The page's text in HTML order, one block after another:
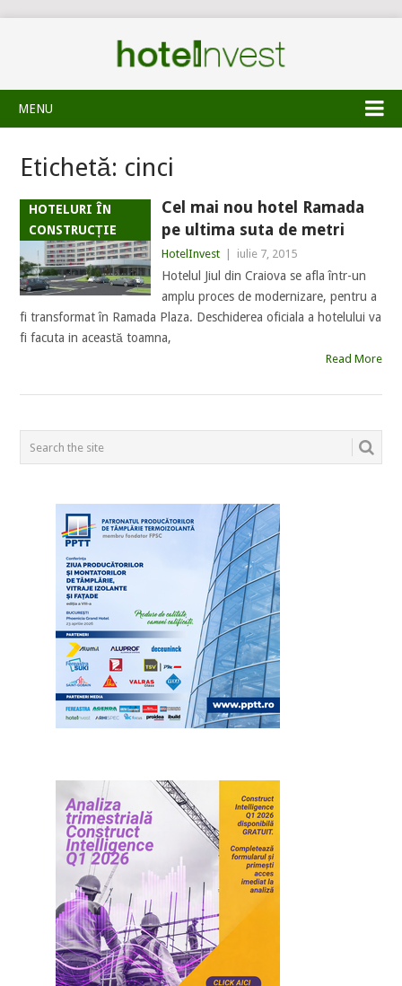
MENU
Etichetă: cinci
HOTELURI ÎN
CONSTRUCȚIE
Cel mai nou hotel Ramada
pe ultima suta de metri
HotelInvest iulie 7, 2015
Hotelul Jiul din Craiova se afla într-un
amplu proces de modernizare, pentru a
fi transformat în Ramada Plaza. Deschiderea oficiala a hotelului va
fi facuta in această toamna,
Read More
POSTS
NAVIGATION